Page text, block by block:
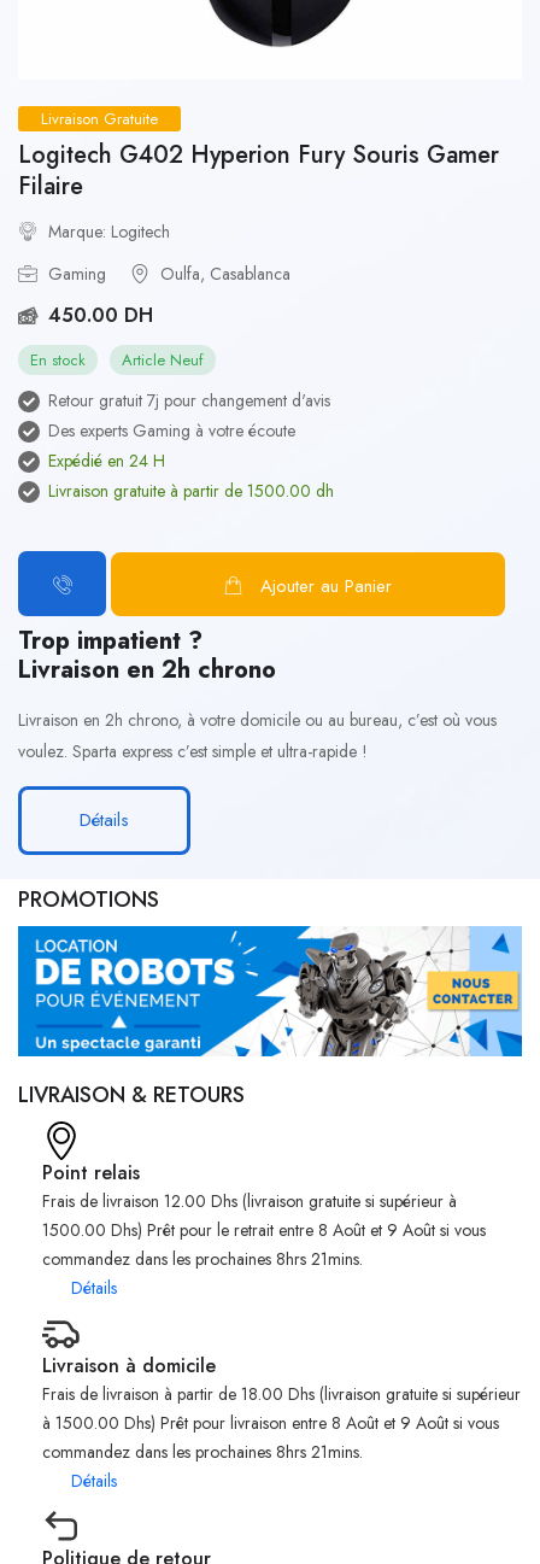
Livraison Gratuite
Logitech G402 Hyperion Fury Souris Gamer
Filaire
Marque: Logitech
Gaming
Oulfa, Casablanca
450.00 DH
En stock Article Neuf
Retour gratuit 7j pour changement d'avis
Des experts Gaming à votre écoute
Expédié en 24 H
Livraison gratuite à partir de 1500.00 dh
Ajouter au Panier
Trop impatient ?
Livraison en 2h chrono
Livraison en 2h chrono, à votre domicile ou au bureau, c’est où vous
voulez. Sparta express c’est simple et ultra-rapide !
Détails
PROMOTIONS
LIVRAISON & RETOURS
Point relais
Frais de livraison 12.00 Dhs (livraison gratuite si supérieur à
1500.00 Dhs) Prêt pour le retrait entre 8 Août et 9 Août si vous
commandez dans les prochaines 8hrs 21mins.
Détails
Livraison à domicile
Frais de livraison à partir de 18.00 Dhs (livraison gratuite si supérieur
à 1500.00 Dhs) Prêt pour livraison entre 8 Août et 9 Août si vous
commandez dans les prochaines 8hrs 21mins.
Détails
Politique de retour